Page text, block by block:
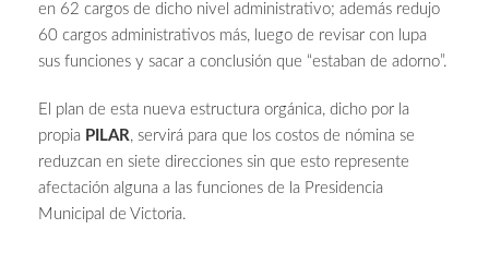
en 62 cargos de dicho nivel administrativo; además redujo
60 cargos administrativos más, luego de revisar con lupa
sus funciones y sacar a conclusión que “estaban de adorno”.
El plan de esta nueva estructura orgánica, dicho por la
propia PILAR, servirá para que los costos de nómina se
reduzcan en siete direcciones sin que esto represente
afectación alguna a las funciones de la Presidencia
Municipal de Victoria.